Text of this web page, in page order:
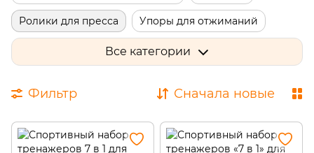
Ролики для пресса Упоры для отжиманий
Одежда для похудения Гимнастические палки
Все категории
Фильтр Сначала новые